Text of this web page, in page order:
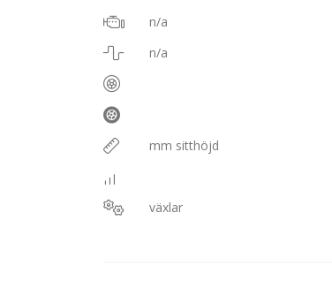
n/a
n/a
mm sitthöjd
växlar